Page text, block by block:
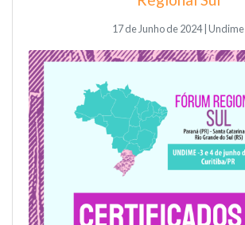
17 de Junho de 2024 | Undime